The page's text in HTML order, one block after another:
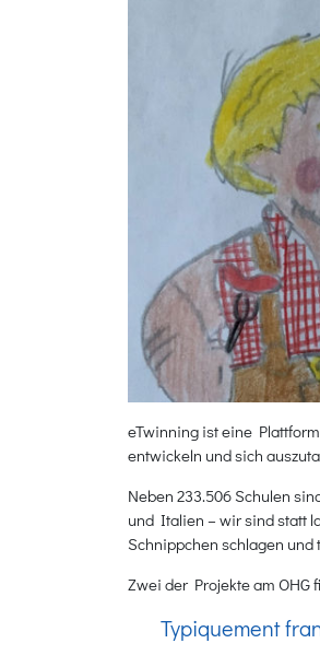
eTwinning ist eine
entwickeln und sich
Neben 233.506 Schulen
und Italien – wir sind statt
Schnippchen schlagen
Zwei der Projekte am OHG
Typiquement